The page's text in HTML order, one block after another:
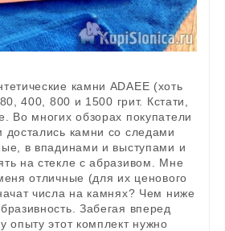
камни ADAEE (хоть
400, 800 и 1500 грит. Кстати,
Во многих обзорах покупатели
достались камни со следами
в впадинами и выступами и
на стекле с абразивом. Мне
отличные (для их ценового
числа на камнях? Чем ниже
Забегая вперед
опыту этот комплект нужно